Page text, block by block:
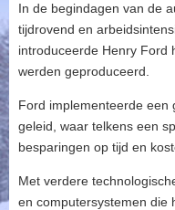
In de begindagen van de
tijdrovend en
introduceerde Henry Ford
werden geproduceerd.
Ford implementeerde een
geleid, waar telkens een
besparingen op tijd en
Met verdere
en computersystemen die